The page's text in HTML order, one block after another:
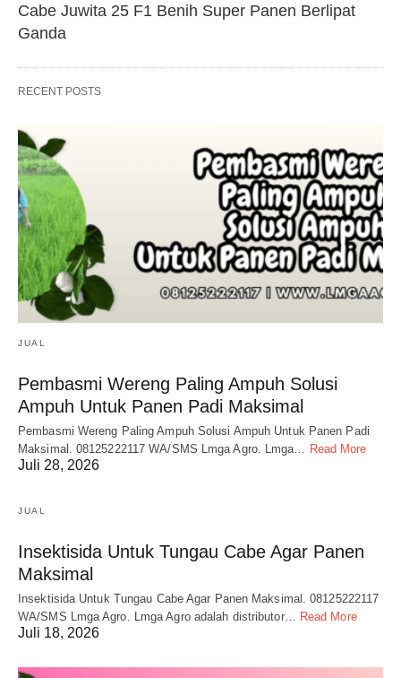
Cabe Juwita 25 F1 Benih Super Panen Berlipat
Ganda
RECENT POSTS
JUAL
Pembasmi Wereng Paling Ampuh Solusi
Ampuh Untuk Panen Padi Maksimal
Pembasmi Wereng Paling Ampuh Solusi Ampuh Untuk Panen Padi
Maksimal. 08125222117 WA/SMS Lmga Agro. Lmga… Read More
Juli 28, 2026
JUAL
Insektisida Untuk Tungau Cabe Agar Panen
Maksimal
Insektisida Untuk Tungau Cabe Agar Panen Maksimal. 08125222117
WA/SMS Lmga Agro. Lmga Agro adalah distributor… Read More
Juli 18, 2026